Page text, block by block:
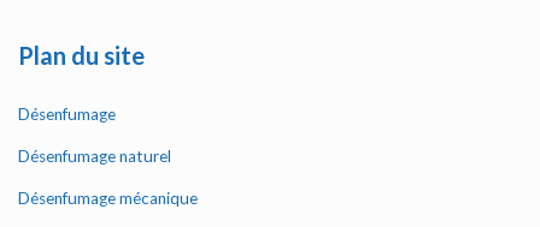
Plan du site
Désenfumage
Désenfumage naturel
Désenfumage mécanique